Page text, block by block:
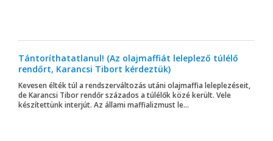
Tántoríthatatlanul! (Az olajmaffiát leleplező túlélő
rendőrt, Karancsi Tibort kérdeztük)
Kevesen élték túl a rendszerváltozás utáni olajmaffia leleplezéseit,
de Karancsi Tibor rendőr százados a túlélők közé került. Vele
készítettünk interjút. Az állami maffializmust le...